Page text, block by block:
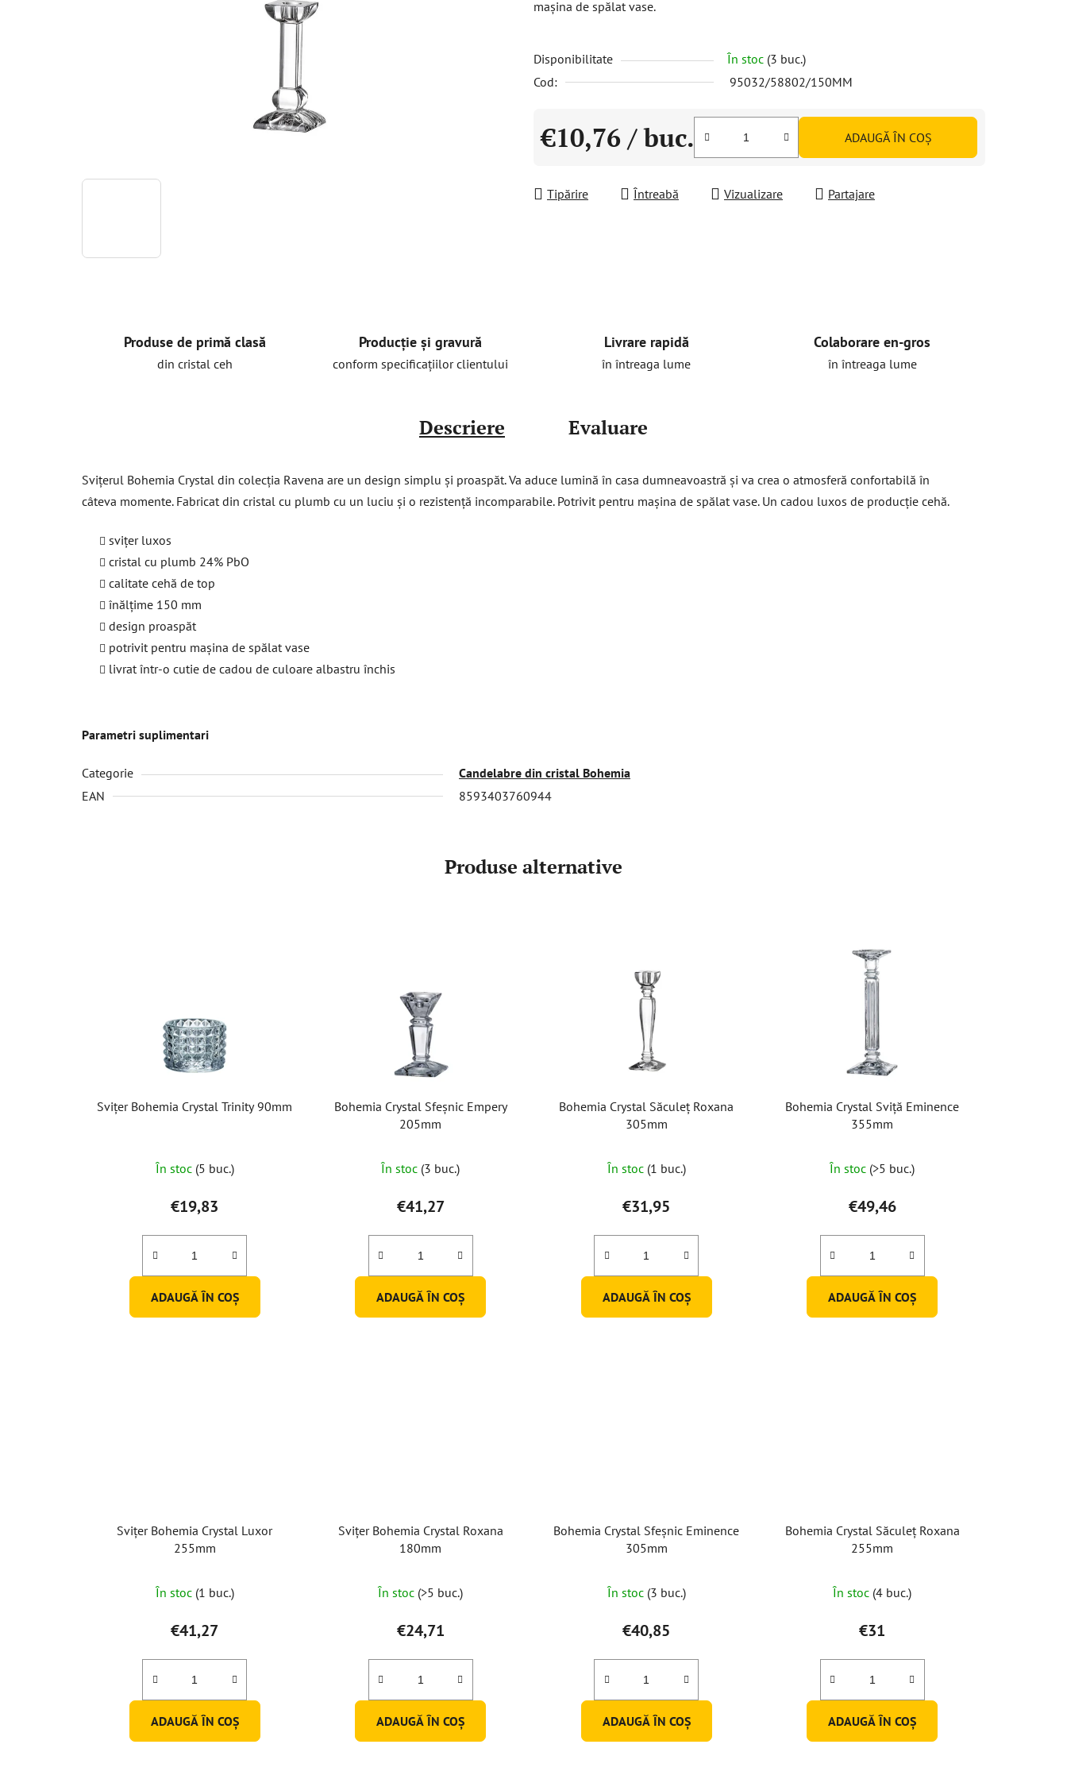
este
din
5
mașina de spălat vase.
Disponibilitate În stoc (3 buc.)
Cod:
95032/58802/150MM
€10,76 / buc. ADAUGĂ ÎN COŞ
Tipărire Întreabă Vizualizare Partajare
Produse de primă clasă
din cristal ceh
Producție și gravură
conform specificațiilor clientului
Livrare rapidă
în întreaga lume
Colaborare en-gros
în întreaga lume
Descriere Evaluare
Svițerul Bohemia Crystal din colecția Ravena are un design simplu și proaspăt. Va aduce lumină în casa dumneavoastră și va crea o atmosferă confortabilă în
câteva momente. Fabricat din cristal cu plumb cu un luciu și o rezistență incomparabile. Potrivit pentru mașina de spălat vase. Un cadou luxos de producție cehă.
svițer luxos
cristal cu plumb 24% PbO
calitate cehă de top
înălțime 150 mm
design proaspăt
potrivit pentru mașina de spălat vase
livrat într-o cutie de cadou de culoare albastru închis
Parametri suplimentari
Categorie
Candelabre din cristal Bohemia
EAN
8593403760944
Produse alternative
Svițer Bohemia Crystal Trinity 90mm
În stoc (5 buc.)
€19,83
ADAUGĂ ÎN COŞ
Bohemia Crystal Sfeșnic Empery
205mm
medie
a
produsului
este
3,0
5
În stoc (3 buc.)
€41,27
ADAUGĂ ÎN COŞ
Bohemia Crystal Săculeț Roxana
305mm
În stoc (1 buc.)
€31,95
ADAUGĂ ÎN COŞ
Bohemia Crystal Sviță Eminence
355mm
În stoc (>5 buc.)
€49,46
ADAUGĂ ÎN COŞ
Svițer Bohemia Crystal Luxor
255mm
În stoc (1 buc.)
€41,27
ADAUGĂ ÎN COŞ
Svițer Bohemia Crystal Roxana
180mm
În stoc (>5 buc.)
€24,71
ADAUGĂ ÎN COŞ
Bohemia Crystal Sfeșnic Eminence
305mm
medie
a
produsului
este
5,0
5
În stoc (3 buc.)
€40,85
ADAUGĂ ÎN COŞ
Bohemia Crystal Săculeț Roxana
255mm
În stoc (4 buc.)
€31
ADAUGĂ ÎN COŞ